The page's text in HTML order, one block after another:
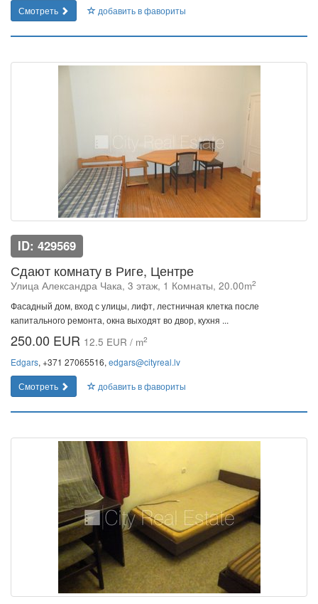
Смотреть
добавить в фавориты
ID: 429569
Сдают комнату в Риге, Центре
Улица Александра Чака, 3 этаж, 1 Комнаты, 20.00m2
Фасадный дом, вход с улицы, лифт, лестничная клетка после
капитального ремонта, окна выходят во двор, кухня ...
250.00 EUR 12.5 EUR / m2
Edgars, +371 27065516, edgars@cityreal.lv
Смотреть
добавить в фавориты